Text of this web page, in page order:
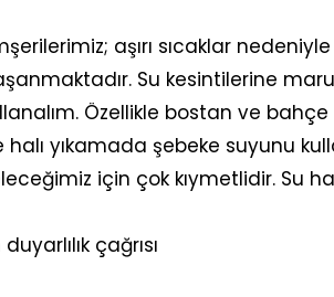
aşırı sıcaklar
Su kesintilerine
Özellikle bostan ve
halı yıkamada şebeke suyunu
için çok kıymetlidir. Su
çağrısı